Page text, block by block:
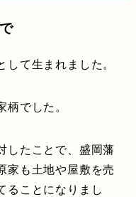
て生まれました。
柄でした。
したことで、盛岡藩
家も土地や屋敷を売
ることになりまし